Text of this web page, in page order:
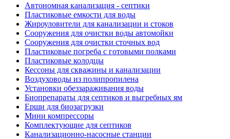
Автономная канализация - септики
Пластиковые емкости для воды
Жироуловители для канализации и стоков
Сооружения для очистки воды автомойки
Сооружения для очистки сточных вод
Пластиковые погреба с готовыми полками
Пластиковые колодцы
Кессоны для скважины и канализации
Воздуховоды из полипропилена
Установки обеззараживания воды
Биопрепараты для септиков и выгребных ям
Ерши для биозагрузки
Мини компрессоры
Комплектующие для септиков
Канализационно-насосные станции